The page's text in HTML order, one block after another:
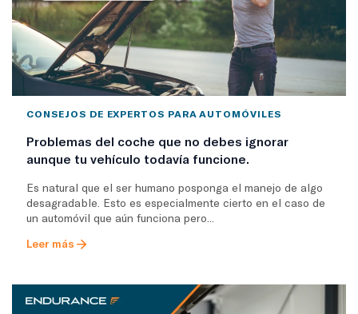
CONSEJOS DE EXPERTOS PARA AUTOMÓVILES
Problemas del coche que no debes ignorar
aunque tu vehículo todavía funcione.
Es natural que el ser humano posponga el manejo de algo
desagradable. Esto es especialmente cierto en el caso de
un automóvil que aún funciona pero...
Leer más